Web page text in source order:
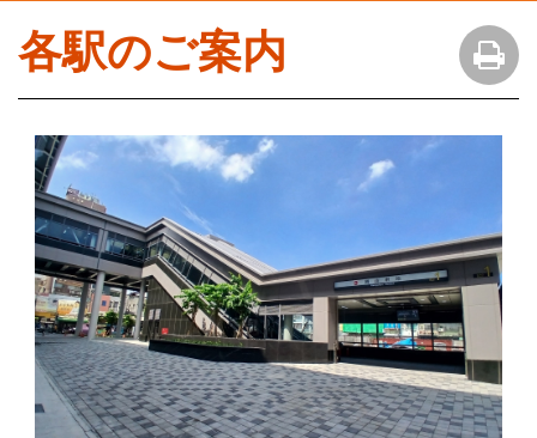
各駅のご案内